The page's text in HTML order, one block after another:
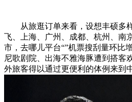
从旅逛订单来看，设想丰硕多
飞、上海、广州、成都、杭州、南
市，去哪儿平台“”机票搜刮量环比
尼歌剧院、出海不雅海豚遭到搭客
外旅客得以通过更便利的体例来到